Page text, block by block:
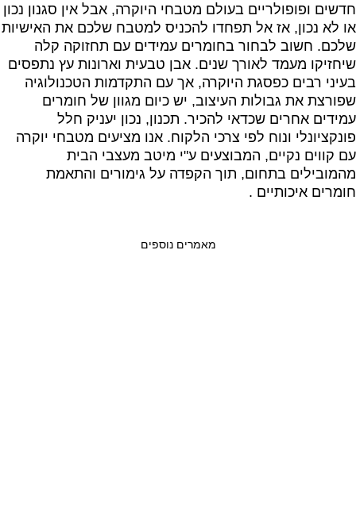
חדשים ופופולריים בעולם מטבחי היוקרה, אבל אין סגנון נכון
או לא נכון, אז אל תפחדו להכניס למטבח שלכם את האישיות
שלכם. חשוב לבחור בחומרים עמידים עם תחזוקה קלה
שיחזיקו מעמד לאורך שנים. אבן טבעית וארונות עץ נתפסים
בעיני רבים כפסגת היוקרה, אך עם התקדמות הטכנולוגיה
שפורצת את גבולות העיצוב, יש כיום מגוון של חומרים
עמידים אחרים שכדאי להכיר. תכנון, נכון יעניק חלל
פונקציונלי ונוח לפי צרכי הלקוח. אנו מציעים מטבחי יוקרה
עם קווים נקיים, המבוצעים ע"י מיטב מעצבי הבית
מהמובילים בתחום, תוך הקפדה על גימורים והתאמת
חומרים איכותיים .
מאמרים נוספים